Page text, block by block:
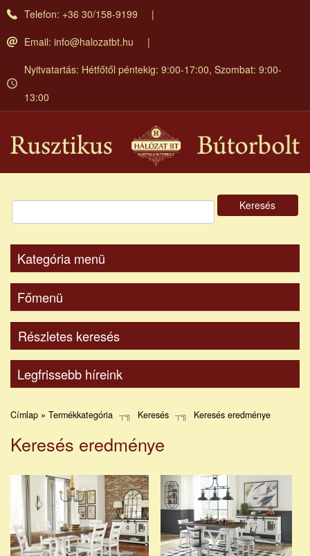
Ugrás
Telefon: +36 30/158-9199
Email: info@halozatbt.hu
Nyitvatartás: Hétfőtől péntekig: 9:00-17:00, Szombat: 9:00-
13:00
Keresés
Kategória menü
Főmenü
Részletes keresés
Legfrissebb híreink
Címlap » Termékkategória Keresés Keresés eredménye
Keresés eredménye